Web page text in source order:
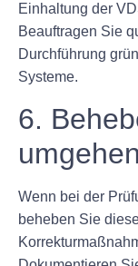
Einhaltung der
Beauftragen Sie
Durchführung
Systeme.
6.
Wenn bei der
beheben Sie